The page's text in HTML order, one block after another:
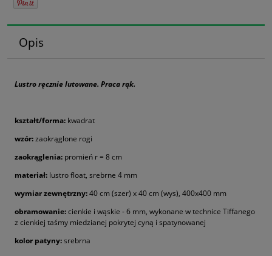
Opis
Lustro ręcznie lutowane. Praca rąk.
kształt/forma: kwadrat
wzór:zaokrąglone rogi
zaokrąglenia: promień r = 8 cm
materiał: lustro float, srebrne 4 mm
wymiar zewnętrzny:40 cm (szer) x 40 cm (wys), 400x400 mm
obramowanie:cienkie i wąskie - 6 mm, wykonane w technice Tiffanego
z cienkiej taśmy miedzianej pokrytej cyną i spatynowanej
kolor patyny:srebrna